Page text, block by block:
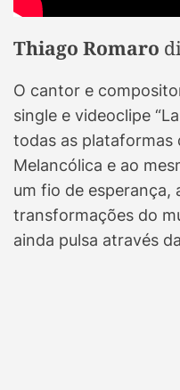
Thiago Romaro
O cantor e
single e videoclipe
todas as plataformas
Melancólica e ao
um fio de esperança,
transformações do
ainda pulsa através